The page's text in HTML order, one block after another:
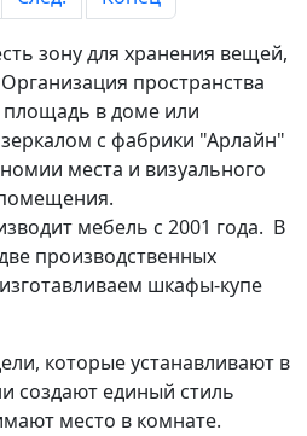
зону для хранения вещей,
пространства
площадь в доме или
с фабрики "Арлайн"
места и визуального
мебель с 2001 года. В
производственных
шкафы-купе
которые устанавливают в
создают единый стиль
место в комнате.